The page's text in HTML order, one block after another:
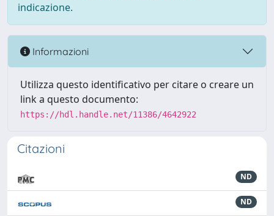
indicazione.
Informazioni
Utilizza questo identificativo per citare o creare un
link a questo documento:
https://hdl.handle.net/11386/4642922
Citazioni
ND
ND